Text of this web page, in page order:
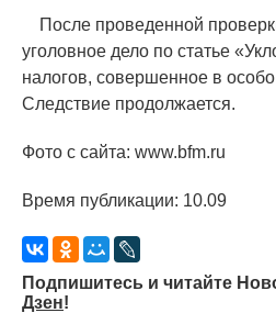
После проведенной
уголовное дело по статье «
налогов, совершенное в
Следствие продолжается.
Фото с сайта: www.bfm.ru
Время публикации: 10.09
Подпишитесь и читайте
Дзен!